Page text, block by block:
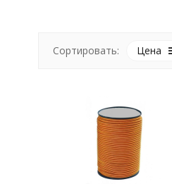
Сортировать: Цена